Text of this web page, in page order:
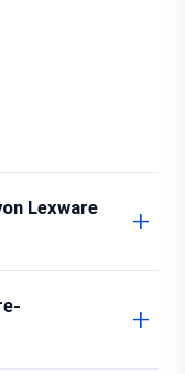
Lexware